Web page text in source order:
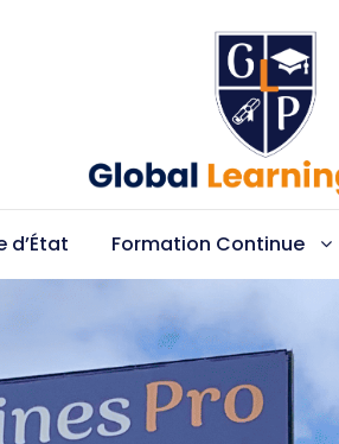
d’État Formation Continue